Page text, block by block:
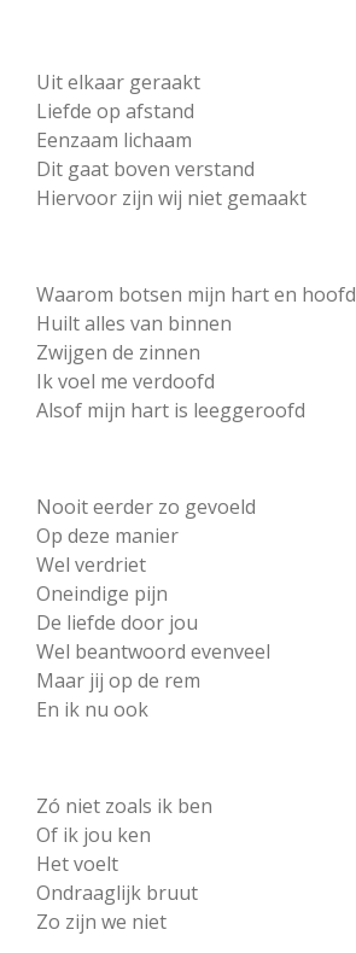
Uit elkaar geraakt
Liefde op afstand
Eenzaam lichaam
Dit gaat boven verstand
Hiervoor zijn wij niet gemaakt
Waarom botsen mijn hart en hoofd
Huilt alles van binnen
Zwijgen de zinnen
Ik voel me verdoofd
Alsof mijn hart is leeggeroofd
Nooit eerder zo gevoeld
Op deze manier
Wel verdriet
Oneindige pijn
De liefde door jou
Wel beantwoord evenveel
Maar jij op de rem
En ik nu ook
Zó niet zoals ik ben
Of ik jou ken
Het voelt
Ondraaglijk bruut
Zo zijn we niet